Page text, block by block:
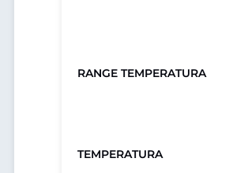
RANGE TEMPERATURA
TEMPERATURA